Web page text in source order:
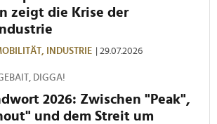
zeigt die Krise der
INDUSTRIE | 29.07.2026
DIGGA!
2026: Zwischen "Peak",
und dem Streit um